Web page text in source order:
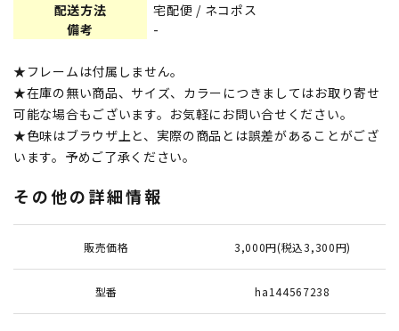
配送方法
宅配便 / ネコポス
備考
-
★フレームは付属しません。
★在庫の無い商品、サイズ、カラーにつきましてはお取り寄せ
可能な場合もございます。お気軽にお問い合せください。
★色味はブラウザ上と、実際の商品とは誤差があることがござ
います。予めご了承ください。
その他の詳細情報
販売価格 3,000円(税込3,300円)
型番 ha144567238